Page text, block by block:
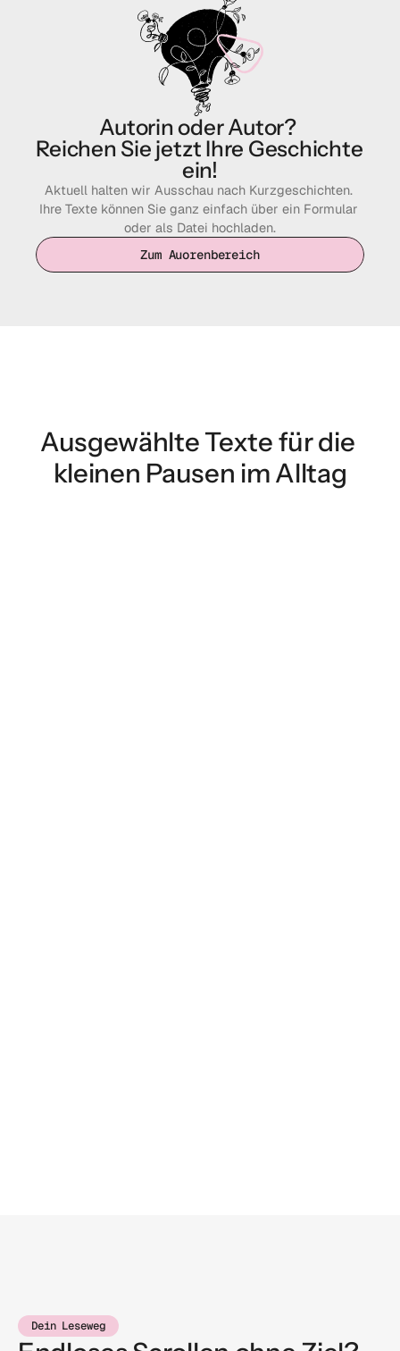
Autorin oder Autor?
Reichen Sie jetzt Ihre Geschichte
ein!
Aktuell halten wir Ausschau nach Kurzgeschichten.
Ihre Texte können Sie ganz einfach über ein Formular
oder als Datei hochladen.
Zum Auorenbereich
Zum Auorenbereich
Ausgewählte Texte für die
kleinen Pausen im Alltag
Dein Leseweg